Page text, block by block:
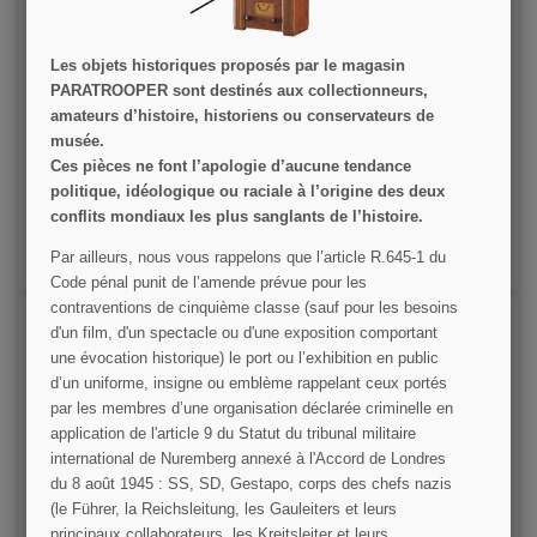
Grades en tissu de Private First Class
9,00 €
VOIR LE DÉTAIL
AJOUTER AU PANIER
Grades en tissu de Private First Class, été
Les objets historiques proposés par le magasin
PARATROOPER sont destinés aux collectionneurs,
amateurs d’histoire, historiens ou conservateurs de
musée.
Ces pièces ne font l’apologie d’aucune tendance
politique, idéologique ou raciale à l’origine des deux
conflits mondiaux les plus sanglants de l’histoire.
Par ailleurs, nous vous rappelons que l’article R.645­-1 du
Code pénal punit de l’amende prévue pour les
contraventions de cinquième classe (sauf pour les besoins
d'un film, d'un spectacle ou d'une exposition comportant
une évocation historique) le port ou l’exhibition en public
d’un uniforme, insigne ou emblème rappelant ceux portés
par les membres d’une organisation déclarée criminelle en
application de l'article 9 du Statut du tribunal militaire
international de Nuremberg annexé à l'Accord de Londres
du 8 août 1945 : SS, SD, Gestapo, corps des chefs nazis
(le Führer, la Reichsleitung, les Gauleiters et leurs